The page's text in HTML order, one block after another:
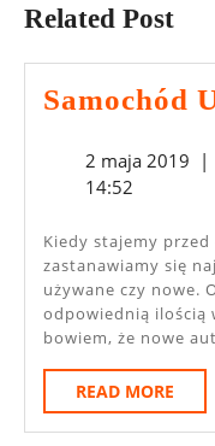
Related Post
Samochód
2 maja 20192 |
14:52
Kiedy stajemy przed decyzją o zakupie nowego auta
zastanawiamy się
używane czy nowe.
odpowiednią ilością
bowiem, że nowe
READ MORE
MORE